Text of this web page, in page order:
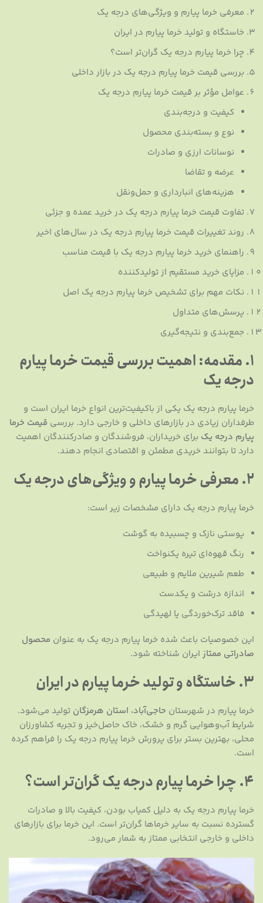
معرفی خرما پیارم و ویژگی‌های درجه یک
خاستگاه و تولید خرما پیارم در ایران
چرا خرما پیارم درجه یک گران‌تر است؟
بررسی قیمت خرما پیارم درجه یک در بازار داخلی
عوامل مؤثر بر قیمت خرما پیارم درجه یک
کیفیت و درجه‌بندی
نوع و بسته‌بندی محصول
نوسانات ارزی و صادرات
عرضه و تقاضا
هزینه‌های انبارداری و حمل‌ونقل
تفاوت قیمت خرما پیارم درجه یک در خرید عمده و جزئی
روند تغییرات قیمت خرما پیارم درجه یک در سال‌های اخیر
راهنمای خرید خرما پیارم درجه یک با قیمت مناسب
مزایای خرید مستقیم از تولیدکننده
نکات مهم برای تشخیص خرما پیارم درجه یک اصل
پرسش‌های متداول
جمع‌بندی و نتیجه‌گیری
1. مقدمه: اهمیت بررسی قیمت خرما پیارم
درجه یک
خرما پیارم درجه یک یکی از باکیفیت‌ترین انواع خرما ایران است و
طرفداران زیادی در بازارهای داخلی و خارجی دارد. بررسی قیمت خرما
پیارم درجه یک برای خریداران، فروشندگان و صادرکنندگان اهمیت
دارد تا بتوانند خریدی مطمئن و اقتصادی انجام دهند.
2. معرفی خرما پیارم و ویژگی‌های درجه یک
خرما پیارم درجه یک دارای مشخصات زیر است:
پوستی نازک و چسبیده به گوشت
رنگ قهوه‌ای تیره یکنواخت
طعم شیرین ملایم و طبیعی
اندازه درشت و یکدست
فاقد ترک‌خوردگی یا لهیدگی
این خصوصیات باعث شده خرما پیارم درجه یک به عنوان محصول
صادراتی ممتاز ایران شناخته شود.
3. خاستگاه و تولید خرما پیارم در ایران
خرما پیارم در شهرستان حاجی‌آباد، استان هرمزگان تولید می‌شود.
شرایط آب‌وهوایی گرم و خشک، خاک حاصل‌خیز و تجربه کشاورزان
محلی، بهترین بستر برای پرورش خرما پیارم درجه یک را فراهم کرده
است.
4. چرا خرما پیارم درجه یک گران‌تر است؟
خرما پیارم درجه یک به دلیل کمیاب بودن، کیفیت بالا و صادرات
گسترده نسبت به سایر خرماها گران‌تر است. این خرما برای بازارهای
داخلی و خارجی انتخابی ممتاز به شمار می‌رود.